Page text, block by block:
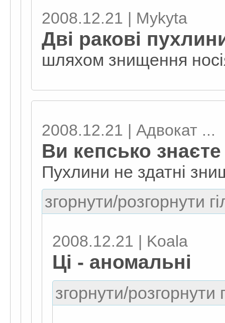
2008.12.21 | Mykyta
Дві ракові
шляхом знищення
2008.12.21 | Адвокат ...
Ви кепсько
Пухлини не здатні
згорнути/розгорнути
2008.12.21 | Koala
Ці - аномальні
згорнути/розгорнути